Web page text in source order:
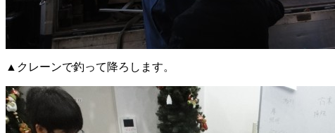
▲クレーンで釣って降ろします。